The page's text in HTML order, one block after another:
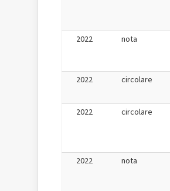
2022 nota
2022 circolare
2022 circolare
2022 nota